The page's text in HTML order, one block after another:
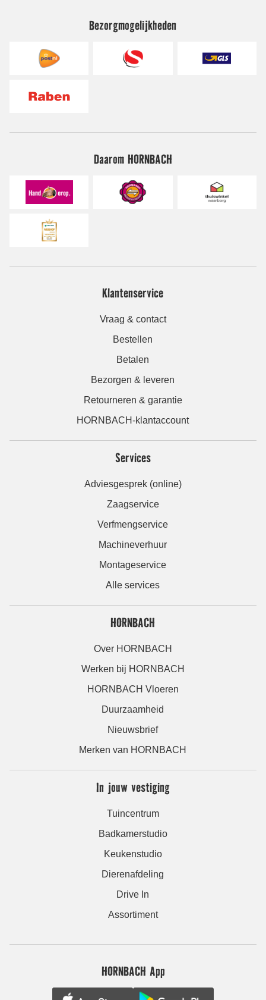
Bezorgmogelijkheden
Daarom HORNBACH
Klantenservice
Vraag & contact
Bestellen
Betalen
Bezorgen & leveren
Retourneren & garantie
HORNBACH-klantaccount
Services
Adviesgesprek (online)
Zaagservice
Verfmengservice
Machineverhuur
Montageservice
Alle services
HORNBACH
Over HORNBACH
Werken bij HORNBACH
HORNBACH Vloeren
Duurzaamheid
Nieuwsbrief
Merken van HORNBACH
In jouw vestiging
Tuincentrum
Badkamerstudio
Keukenstudio
Dierenafdeling
Drive In
Assortiment
HORNBACH App